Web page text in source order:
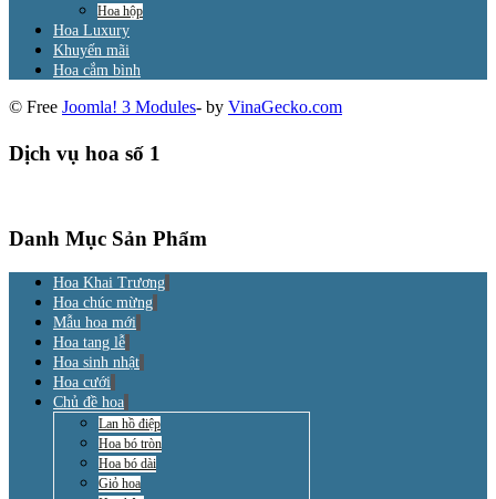
Hoa hộp
Hoa Luxury
Khuyến mãi
Hoa cắm bình
© Free Joomla! 3 Modules- by VinaGecko.com
Dịch vụ hoa số 1
Danh Mục Sản Phẩm
Hoa Khai Trương
Hoa chúc mừng
Mẫu hoa mới
Hoa tang lễ
Hoa sinh nhật
Hoa cưới
Chủ đề hoa
Lan hồ điệp
Hoa bó tròn
Hoa bó dài
Giỏ hoa